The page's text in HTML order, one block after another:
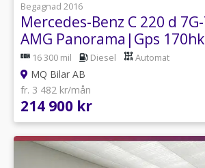
Begagnad 2016
Mercedes-Benz C 220 d
AMG Panorama|Gps 170hk
16 300 mil Diesel Automat
MQ Bilar AB
fr. 3 482 kr/mån
214 900 kr